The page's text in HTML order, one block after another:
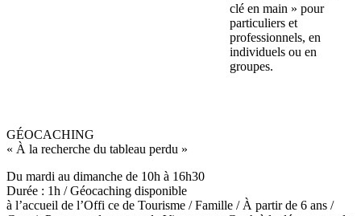
clé en main » pour
particuliers et
professionnels, en
individuels ou en
groupes.
GÉOCACHING
« À la recherche du tableau perdu »
Du mardi au dimanche de 10h à 16h30
Durée : 1h / Géocaching disponible
à l’accueil de l’Offi ce de Tourisme / Famille / À partir de 6 ans /